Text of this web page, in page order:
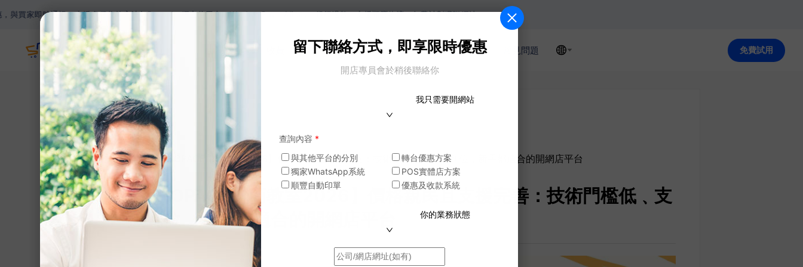
即時通訊。支援多種收款方法如Paypal，網上信用卡，Wechat Pay，Alipay，銀行過數。支援順豐物流，年費計劃獲贈網址。
主頁 網店功能 商戶案例 模版 電商教室 常見問題 免費試用
留下聯絡方式，即享限時優惠
開店專員會於稍後聯絡你
我只需要開網站
查詢內容 *
與其他平台的分別
轉台優惠方案
獨家WhatsApp系統
POS實體店方案
順豐自動印單
優惠及收款系統
你的業務狀態
網誌
【SHOPAGE電商教室2026】價格親民且支援完善：技術門檻低﹑支援到位，新手都適合的開網店平台
【SHOPAGE電商教室2026】價格親民且支援完善：技術門檻低﹑支
援到位，新手都適合的開網店平台